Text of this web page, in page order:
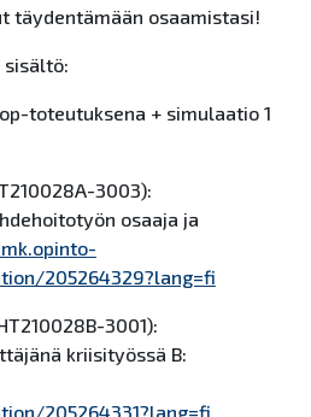
täydentämään osaamistasi!
sisältö:
toteutuksena + simulaatio 1
3003):
osaaja ja
205264329?lang=fi
3001):
kriisityössä B:
205264331?lang=fi